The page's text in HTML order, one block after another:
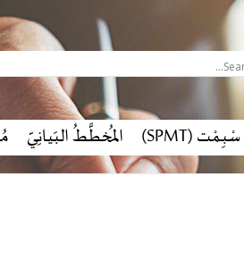
سْبِـمْـت (SPMT) المُخطَّـطُ البَيانِـيّ